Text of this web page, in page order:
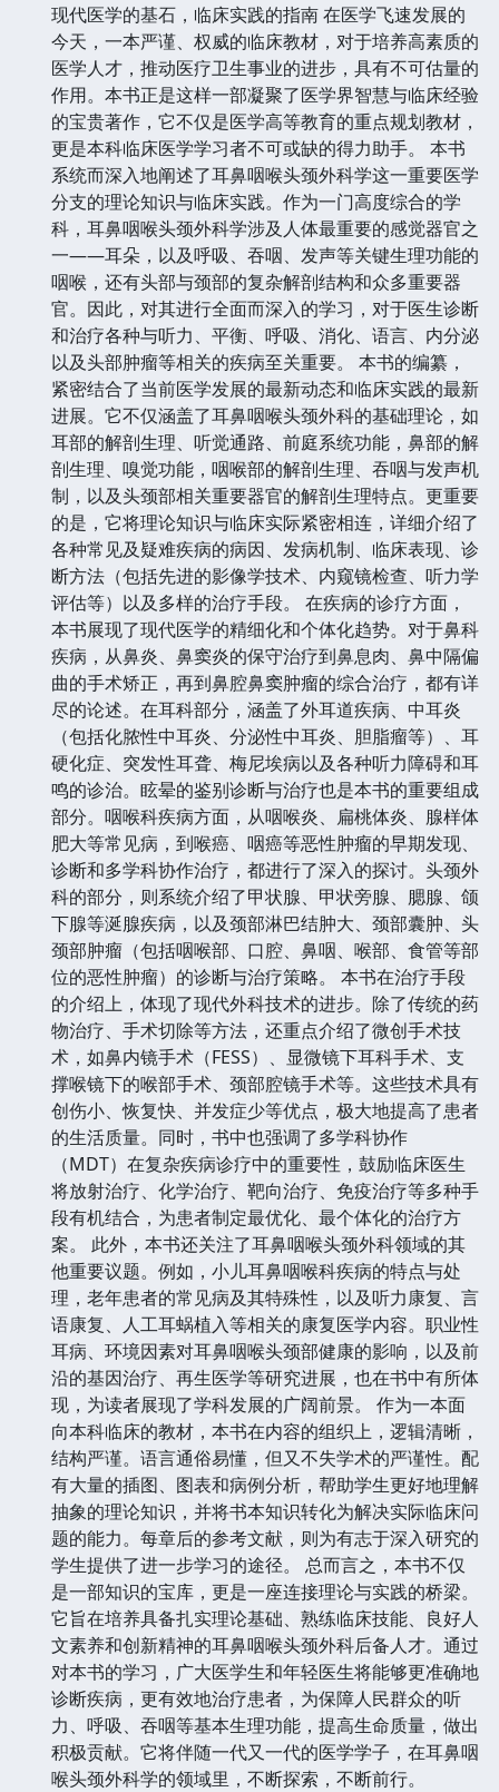
现代医学的基石，临床实践的指南 在医学飞速发展的
今天，一本严谨、权威的临床教材，对于培养高素质的
医学人才，推动医疗卫生事业的进步，具有不可估量的
作用。本书正是这样一部凝聚了医学界智慧与临床经验
的宝贵著作，它不仅是医学高等教育的重点规划教材，
更是本科临床医学学习者不可或缺的得力助手。 本书
系统而深入地阐述了耳鼻咽喉头颈外科学这一重要医学
分支的理论知识与临床实践。作为一门高度综合的学
科，耳鼻咽喉头颈外科学涉及人体最重要的感觉器官之
一——耳朵，以及呼吸、吞咽、发声等关键生理功能的
咽喉，还有头部与颈部的复杂解剖结构和众多重要器
官。因此，对其进行全面而深入的学习，对于医生诊断
和治疗各种与听力、平衡、呼吸、消化、语言、内分泌
以及头部肿瘤等相关的疾病至关重要。 本书的编纂，
紧密结合了当前医学发展的最新动态和临床实践的最新
进展。它不仅涵盖了耳鼻咽喉头颈外科的基础理论，如
耳部的解剖生理、听觉通路、前庭系统功能，鼻部的解
剖生理、嗅觉功能，咽喉部的解剖生理、吞咽与发声机
制，以及头颈部相关重要器官的解剖生理特点。更重要
的是，它将理论知识与临床实际紧密相连，详细介绍了
各种常见及疑难疾病的病因、发病机制、临床表现、诊
断方法（包括先进的影像学技术、内窥镜检查、听力学
评估等）以及多样的治疗手段。 在疾病的诊疗方面，
本书展现了现代医学的精细化和个体化趋势。对于鼻科
疾病，从鼻炎、鼻窦炎的保守治疗到鼻息肉、鼻中隔偏
曲的手术矫正，再到鼻腔鼻窦肿瘤的综合治疗，都有详
尽的论述。在耳科部分，涵盖了外耳道疾病、中耳炎
（包括化脓性中耳炎、分泌性中耳炎、胆脂瘤等）、耳
硬化症、突发性耳聋、梅尼埃病以及各种听力障碍和耳
鸣的诊治。眩晕的鉴别诊断与治疗也是本书的重要组成
部分。咽喉科疾病方面，从咽喉炎、扁桃体炎、腺样体
肥大等常见病，到喉癌、咽癌等恶性肿瘤的早期发现、
诊断和多学科协作治疗，都进行了深入的探讨。头颈外
科的部分，则系统介绍了甲状腺、甲状旁腺、腮腺、颌
下腺等涎腺疾病，以及颈部淋巴结肿大、颈部囊肿、头
颈部肿瘤（包括咽喉部、口腔、鼻咽、喉部、食管等部
位的恶性肿瘤）的诊断与治疗策略。 本书在治疗手段
的介绍上，体现了现代外科技术的进步。除了传统的药
物治疗、手术切除等方法，还重点介绍了微创手术技
术，如鼻内镜手术（FESS）、显微镜下耳科手术、支
撑喉镜下的喉部手术、颈部腔镜手术等。这些技术具有
创伤小、恢复快、并发症少等优点，极大地提高了患者
的生活质量。同时，书中也强调了多学科协作
（MDT）在复杂疾病诊疗中的重要性，鼓励临床医生
将放射治疗、化学治疗、靶向治疗、免疫治疗等多种手
段有机结合，为患者制定最优化、最个体化的治疗方
案。 此外，本书还关注了耳鼻咽喉头颈外科领域的其
他重要议题。例如，小儿耳鼻咽喉科疾病的特点与处
理，老年患者的常见病及其特殊性，以及听力康复、言
语康复、人工耳蜗植入等相关的康复医学内容。职业性
耳病、环境因素对耳鼻咽喉头颈部健康的影响，以及前
沿的基因治疗、再生医学等研究进展，也在书中有所体
现，为读者展现了学科发展的广阔前景。 作为一本面
向本科临床的教材，本书在内容的组织上，逻辑清晰，
结构严谨。语言通俗易懂，但又不失学术的严谨性。配
有大量的插图、图表和病例分析，帮助学生更好地理解
抽象的理论知识，并将书本知识转化为解决实际临床问
题的能力。每章后的参考文献，则为有志于深入研究的
学生提供了进一步学习的途径。 总而言之，本书不仅
是一部知识的宝库，更是一座连接理论与实践的桥梁。
它旨在培养具备扎实理论基础、熟练临床技能、良好人
文素养和创新精神的耳鼻咽喉头颈外科后备人才。通过
对本书的学习，广大医学生和年轻医生将能够更准确地
诊断疾病，更有效地治疗患者，为保障人民群众的听
力、呼吸、吞咽等基本生理功能，提高生命质量，做出
积极贡献。它将伴随一代又一代的医学学子，在耳鼻咽
喉头颈外科学的领域里，不断探索，不断前行。